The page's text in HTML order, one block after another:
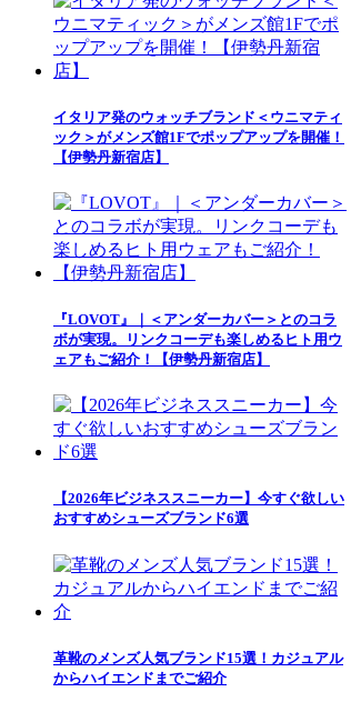
イタリア発のウォッチブランド＜ウニマティ
ック＞がメンズ館1Fでポップアップを開催！
【伊勢丹新宿店】
『LOVOT』｜＜アンダーカバー＞とのコラ
ボが実現。リンクコーデも楽しめるヒト用ウ
ェアもご紹介！【伊勢丹新宿店】
【2026年ビジネススニーカー】今すぐ欲しい
おすすめシューズブランド6選
革靴のメンズ人気ブランド15選！カジュアル
からハイエンドまでご紹介